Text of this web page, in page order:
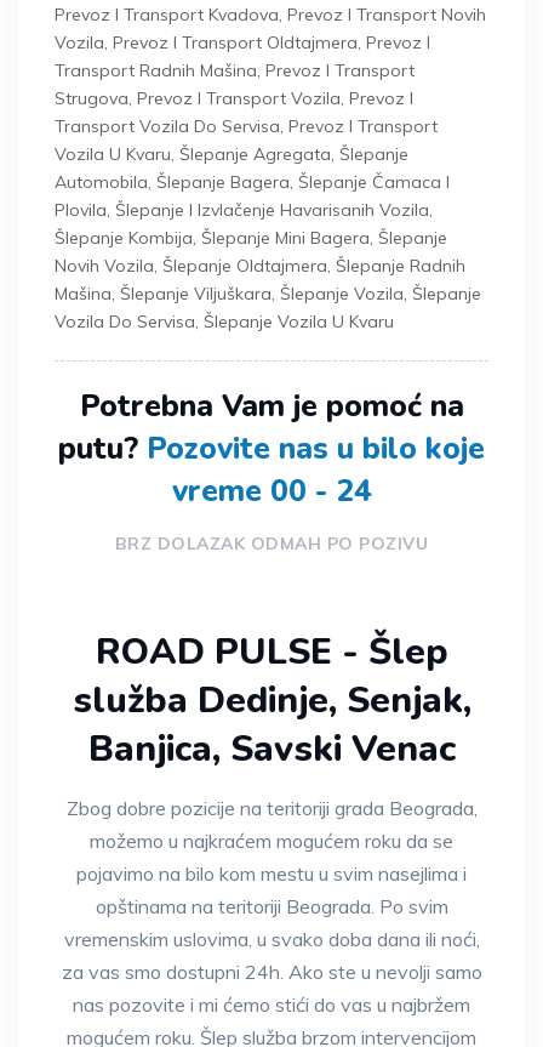
Prevoz I Transport Kvadova, Prevoz I Transport Novih
Vozila, Prevoz I Transport Oldtajmera, Prevoz I
Transport Radnih Mašina, Prevoz I Transport
Strugova, Prevoz I Transport Vozila, Prevoz I
Transport Vozila Do Servisa, Prevoz I Transport
Vozila U Kvaru, Šlepanje Agregata, Šlepanje
Automobila, Šlepanje Bagera, Šlepanje Čamaca I
Plovila, Šlepanje I Izvlačenje Havarisanih Vozila,
Šlepanje Kombija, Šlepanje Mini Bagera, Šlepanje
Novih Vozila, Šlepanje Oldtajmera, Šlepanje Radnih
Mašina, Šlepanje Viljuškara, Šlepanje Vozila, Šlepanje
Vozila Do Servisa, Šlepanje Vozila U Kvaru
Potrebna Vam je pomoć na
putu? Pozovite nas u bilo koje
vreme 00 - 24
BRZ DOLAZAK ODMAH PO POZIVU
ROAD PULSE - Šlep
služba Dedinje, Senjak,
Banjica, Savski Venac
Zbog dobre pozicije na teritoriji grada Beograda,
možemo u najkraćem mogućem roku da se
pojavimo na bilo kom mestu u svim nasejlima i
opštinama na teritoriji Beograda. Po svim
vremenskim uslovima, u svako doba dana ili noći,
za vas smo dostupni 24h. Ako ste u nevolji samo
nas pozovite i mi ćemo stići do vas u najbržem
mogućem roku. Šlep služba brzom intervencijom